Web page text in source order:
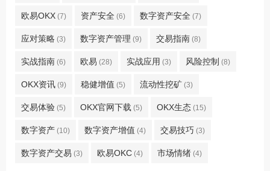
欧易OKX (7) 资产安全 (6) 数字资产安全 (7)
应对策略 (3) 数字资产管理 (9) 交易指南 (8)
实战指南 (6) 欧易 (28) 实战应用 (3) 风险控制 (8)
OKX资讯 (9) 稳健增值 (5) 流动性挖矿 (3)
交易体验 (5) OKX官网下载 (5) OKX生态 (15)
数字资产 (10) 数字资产增值 (4) 交易技巧 (3)
数字资产交易 (3) 欧易OKC (4) 市场情绪 (4)